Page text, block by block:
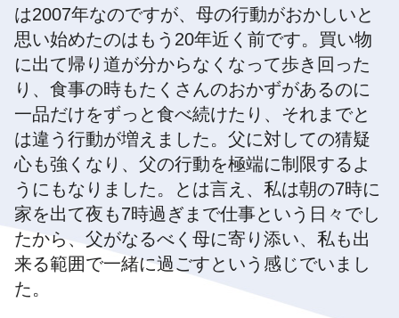
は2007年なのですが、母の行動がおかしいと
思い始めたのはもう20年近く前です。買い物
に出て帰り道が分からなくなって歩き回った
り、食事の時もたくさんのおかずがあるのに
一品だけをずっと食べ続けたり、それまでと
は違う行動が増えました。父に対しての猜疑
心も強くなり、父の行動を極端に制限するよ
うにもなりました。とは言え、私は朝の7時に
家を出て夜も7時過ぎまで仕事という日々でし
たから、父がなるべく母に寄り添い、私も出
来る範囲で一緒に過ごすという感じでいまし
た。